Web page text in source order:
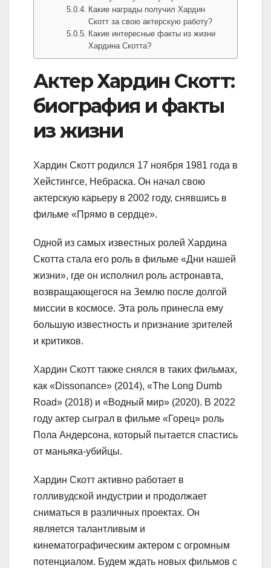
Какие награды получил Хардин
Скотт за свою актерскую работу?
Какие интересные факты из жизни
Хардина Скотта?
Актер Хардин Скотт:
биография и факты
из жизни
Хардин Скотт родился 17 ноября 1981 года в
Хейстингсе, Небраска. Он начал свою
актерскую карьеру в 2002 году, снявшись в
фильме «Прямо в сердце».
Одной из самых известных ролей Хардина
Скотта стала его роль в фильме «Дни нашей
жизни», где он исполнил роль астронавта,
возвращающегося на Землю после долгой
миссии в космосе. Эта роль принесла ему
большую известность и признание зрителей
и критиков.
Хардин Скотт также снялся в таких фильмах,
как «Dissonance» (2014), «The Long Dumb
Road» (2018) и «Водный мир» (2020). В 2022
году актер сыграл в фильме «Горец» роль
Пола Андерсона, который пытается спастись
от маньяка-убийцы.
Хардин Скотт активно работает в
голливудской индустрии и продолжает
сниматься в различных проектах. Он
является талантливым и
кинематографическим актером с огромным
потенциалом. Будем ждать новых фильмов с